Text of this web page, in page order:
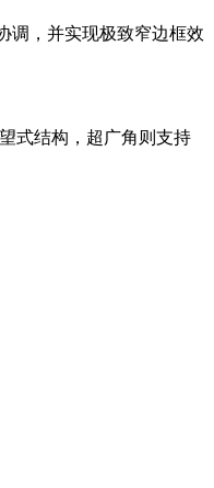
调，并实现极致窄边框效
式结构，超广角则支持